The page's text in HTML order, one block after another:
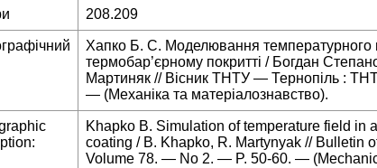
208.209
Хапко Б. С. Моделювання температурного
термобар’єрному покритті / Богдан
Мартиняк // Вісник ТНТУ — Тернопіль :
— (Механіка та матеріалознавство).
Khapko B. Simulation of temperature field in
coating / B. Khapko, R. Martynyak //
Volume 78. — No 2. — P. 50-60. —